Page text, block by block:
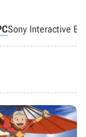
Sony Interactive